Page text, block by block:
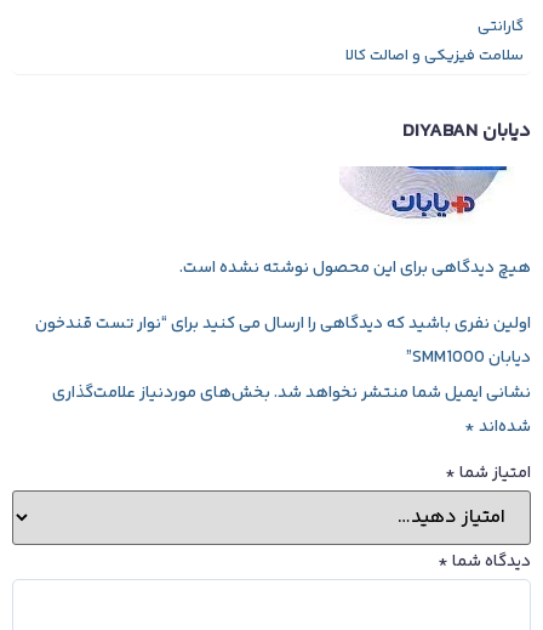
گارانتی
سلامت فیزیکی و اصالت کالا
دیابان DIYABAN
هیچ دیدگاهی برای این محصول نوشته نشده است.
اولین نفری باشید که دیدگاهی را ارسال می کنید برای “نوار تست قندخون
دیابان SMM1000”
نشانی ایمیل شما منتشر نخواهد شد.بخش‌های موردنیاز علامت‌گذاری
شده‌اند*
امتیاز شما*
دیدگاه شما*